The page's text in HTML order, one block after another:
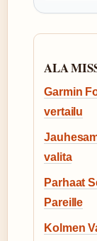
ALA
Garmin
vertailu
valita
Parhaat
Pareille
Kolmen